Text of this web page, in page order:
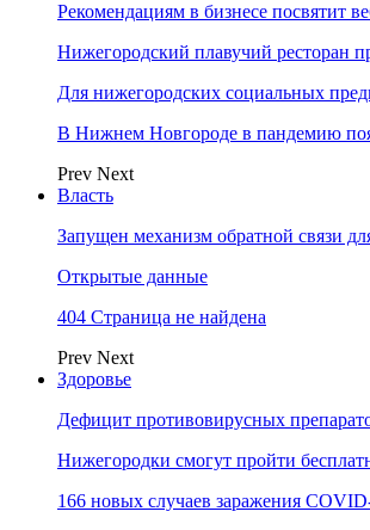
Рекомендациям в бизнесе посвятит
Нижегородский плавучий ресторан
Для нижегородских социальных
В Нижнем Новгороде в пандемию
Prev Next
Власть
Запущен механизм обратной связи
Открытые данные
404 Страница не найдена
Prev Next
Здоровье
Дефицит противовирусных
Нижегородки смогут пройти
166 новых случаев заражения